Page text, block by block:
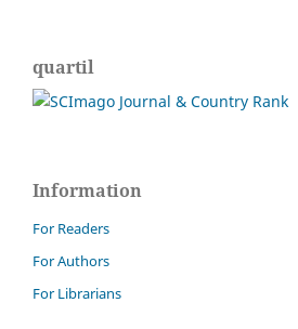
quartil
Information
For Readers
For Authors
For Librarians